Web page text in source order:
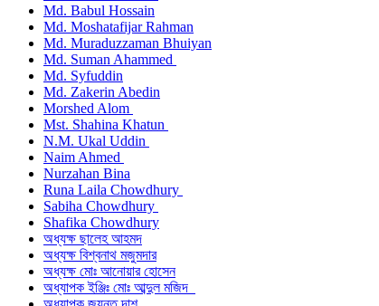
Md. Babul Hossain
Md. Moshatafijar Rahman
Md. Muraduzzaman Bhuiyan
Md. Suman Ahammed
Md. Syfuddin
Md. Zakerin Abedin
Morshed Alom
Mst. Shahina Khatun
N.M. Ukal Uddin
Naim Ahmed
Nurzahan Bina
Runa Laila Chowdhury
Sabiha Chowdhury
Shafika Chowdhury
অধ্যক্ষ ছালেহ আহমদ
অধ্যক্ষ বিশ্বনাথ মজুমদার
অধ্যক্ষ মোঃ আনোয়ার হোসেন
অধ্যাপক ইঞ্জিঃ মোঃ আব্দুল মজিদ